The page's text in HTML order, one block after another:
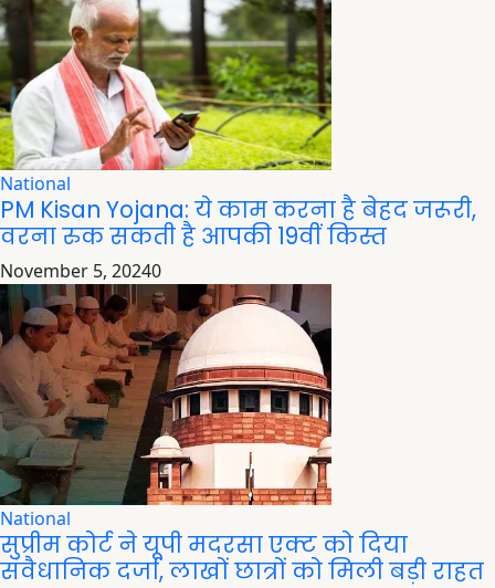
National
PM Kisan Yojana: ये काम करना है बेहद जरूरी,
वरना रुक सकती है आपकी 19वीं किस्त
November 5, 20240
National
सुप्रीम कोर्ट ने यूपी मदरसा एक्ट को दिया
संवैधानिक दर्जा, लाखों छात्रों को मिली बड़ी राहत